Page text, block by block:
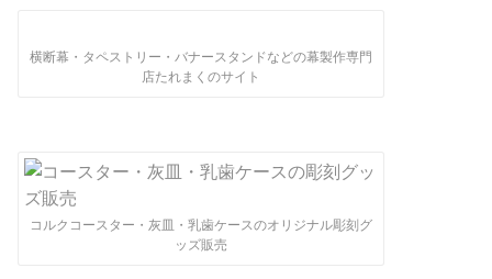
横断幕・タペストリー・バナースタンドなどの幕製作専門
店たれまくのサイト
コルクコースター・灰皿・乳歯ケースのオリジナル彫刻グ
ッズ販売